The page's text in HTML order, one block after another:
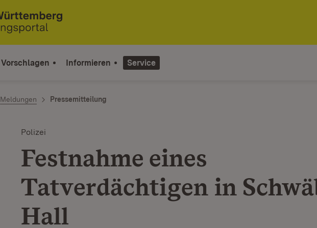
Vorschlagen Informieren Service
Meldungen Pressemitteilung
Polizei
Festnahme eines
Tatverdächtigen in
Hall